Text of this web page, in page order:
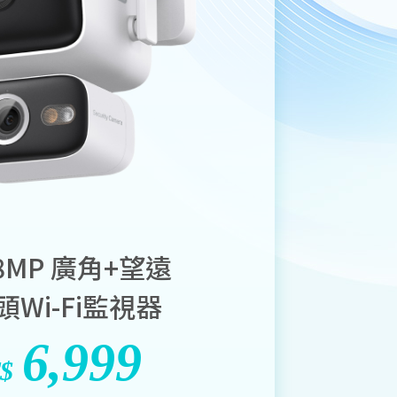
廣角+望遠
Wi-Fi監視器
6,999